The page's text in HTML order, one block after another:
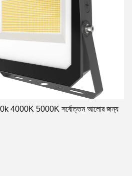
4000K 5000K সর্বোত্তম আলোর জন্য